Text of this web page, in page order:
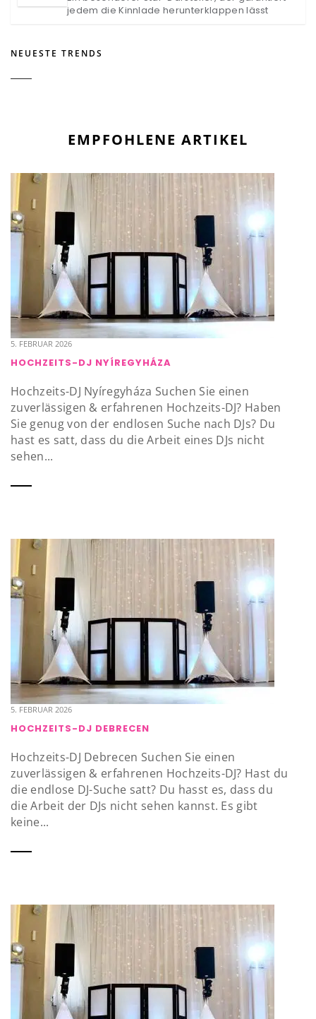
jedem die Kinnlade herunterklappen lässt
NEUESTE TRENDS
EMPFOHLENE ARTIKEL
5. FEBRUAR 2026
HOCHZEITS-DJ NYÍREGYHÁZA
Hochzeits-DJ Nyíregyháza Suchen Sie einen
zuverlässigen & erfahrenen Hochzeits-DJ? Haben
Sie genug von der endlosen Suche nach DJs? Du
hast es satt, dass du die Arbeit eines DJs nicht
sehen...
5. FEBRUAR 2026
HOCHZEITS-DJ DEBRECEN
Hochzeits-DJ Debrecen Suchen Sie einen
zuverlässigen & erfahrenen Hochzeits-DJ? Hast du
die endlose DJ-Suche satt? Du hasst es, dass du
die Arbeit der DJs nicht sehen kannst. Es gibt
keine...